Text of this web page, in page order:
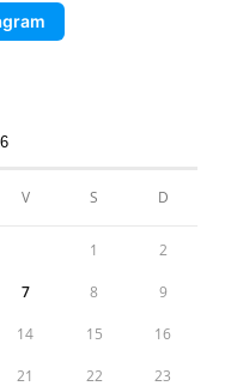
V S D
1 2
7 8 9
14 15 16
21 22 23